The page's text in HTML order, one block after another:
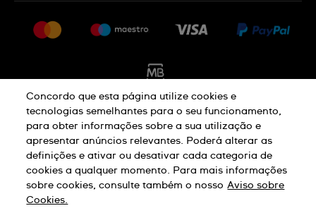
Rescindir o contrato
Carreiras
Aviso De Privacidade Aviso De Cookies
Termos E Condições De Uso
Concordo que esta página utilize cookies e
tecnologias semelhantes para o seu funcionamento,
para obter informações sobre a sua utilização e
apresentar anúncios relevantes. Poderá alterar as
definições e ativar ou desativar cada categoria de
cookies a qualquer momento. Para mais informações
sobre cookies, consulte também o nosso Aviso sobre
Cookies.